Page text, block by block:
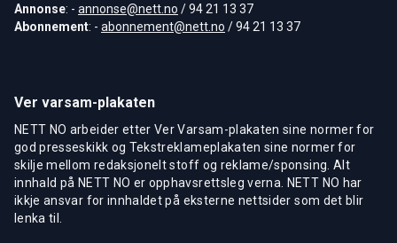
Annonse: - annonse@nett.no / 94 21 13 37
Abonnement: - abonnement@nett.no / 94 21 13 37
Ver varsam-plakaten
NETT NO arbeider etter Ver Varsam-plakaten sine normer for
god presseskikk og Tekstreklameplakaten sine normer for
skilje mellom redaksjonelt stoff og reklame/sponsing. Alt
innhald på NETT NO er opphavsrettsleg verna. NETT NO har
ikkje ansvar for innhaldet på eksterne nettsider som det blir
lenka til.